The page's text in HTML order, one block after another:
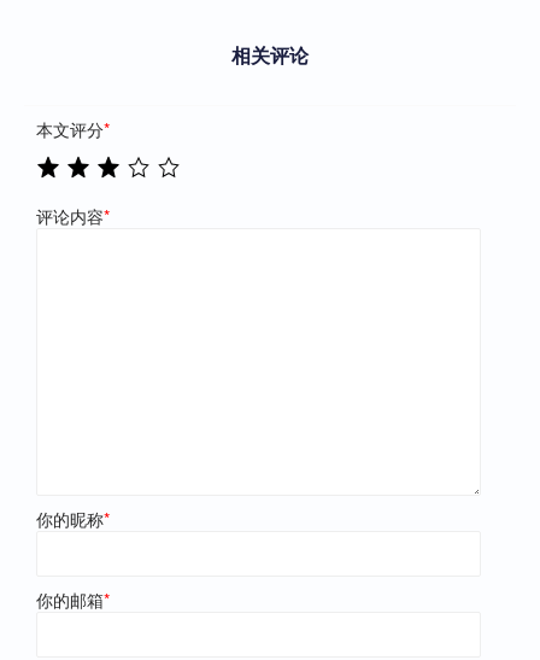
相关评论
本文评分*
评论内容*
你的昵称*
你的邮箱*